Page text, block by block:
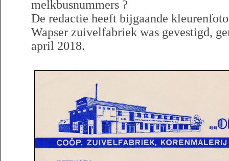
melkbusnummers ?
De redactie heeft bijgaande
Wapser zuivelfabriek was gevestigd,
april 2018.